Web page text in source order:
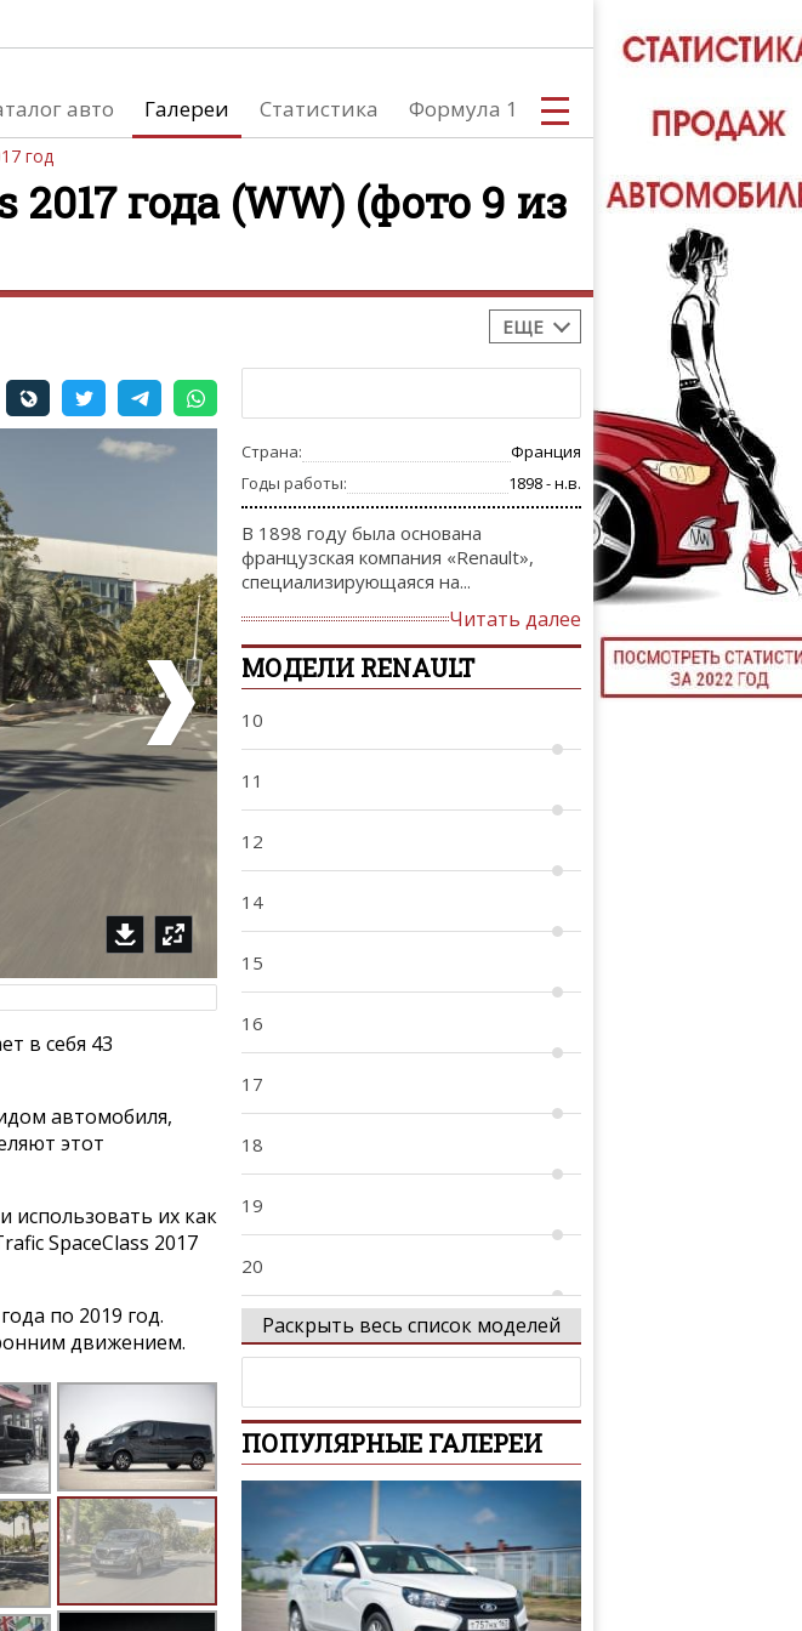
авто Галереи Статистика Формула 1
ТЮНИНГ
ТЮНИНГ
год
года (WW) (фото 9 из
ЕЩЕ
мировых автосалонов
в себя 43
автомобиля,
этот
использовать их как
SpaceClass 2017
по 2019 год.
движением.
Страна:
Франция
Годы работы:
1898 - н.в.
В 1898 году была основана
французская компания «Renault»,
специализирующаяся на...
Читать далее
МОДЕЛИ RENAULT
10
11
12
14
15
16
17
18
19
20
30
4CV
Раскрыть весь список моделей
ПОПУЛЯРНЫЕ ГАЛЕРЕИ